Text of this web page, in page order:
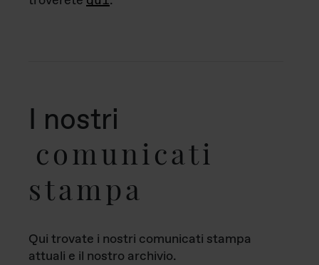
I nostri
comunicati
stampa
Qui trovate i nostri comunicati stampa
attuali e il nostro archivio.